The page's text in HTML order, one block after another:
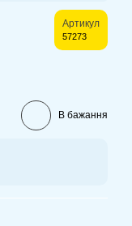
Артикул
57273
В бажання